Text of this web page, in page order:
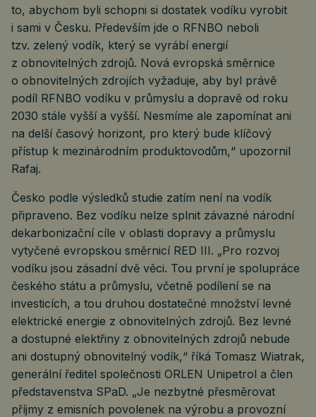
to, abychom byli schopni si dostatek vodíku vyrobit
i sami v Česku. Především jde o RFNBO neboli
tzv. zelený vodík, který se vyrábí energií
z obnovitelných zdrojů. Nová evropská směrnice
o obnovitelných zdrojích vyžaduje, aby byl právě
podíl RFNBO vodíku v průmyslu a dopravě od roku
2030 stále vyšší a vyšší. Nesmíme ale zapomínat ani
na delší časový horizont, pro který bude klíčový
přístup k mezinárodním produktovodům,“ upozornil
Rafaj.
Česko podle výsledků studie zatím není na vodík
připraveno. Bez vodíku nelze splnit závazné národní
dekarbonizační cíle v oblasti dopravy a průmyslu
vytyčené evropskou směrnicí RED III. „Pro rozvoj
vodíku jsou zásadní dvě věci. Tou první je spolupráce
českého státu a průmyslu, včetně podílení se na
investicích, a tou druhou dostatečné množství levné
elektrické energie z obnovitelných zdrojů. Bez levné
a dostupné elektřiny z obnovitelných zdrojů nebude
ani dostupný obnovitelný vodík,“ říká Tomasz Wiatrak,
generální ředitel společnosti ORLEN Unipetrol a člen
představenstva SPaD. „Je nezbytné přesměrovat
příjmy z emisních povolenek na výrobu a provozní